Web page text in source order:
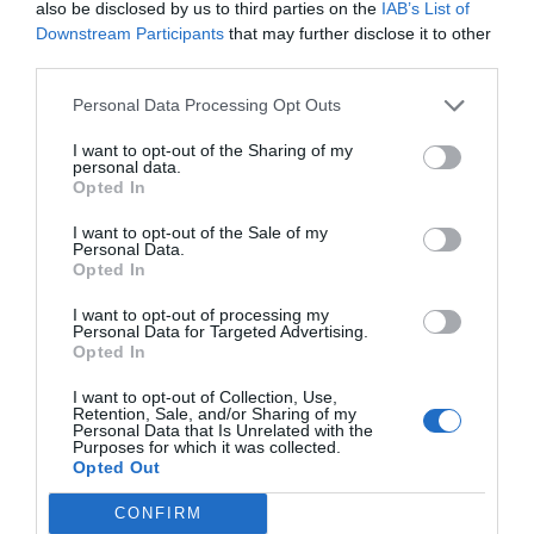
also be disclosed by us to third parties on the IAB’s List of
Downstream Participants that may further disclose it to other
Personal Data Processing Opt Outs
I want to opt-out of the Sharing of my
personal data.
Opted In
I want to opt-out of the Sale of my
Personal Data.
Opted In
I want to opt-out of processing my
Personal Data for Targeted Advertising.
Opted In
I want to opt-out of Collection, Use,
Retention, Sale, and/or Sharing of my
Personal Data that Is Unrelated with the
Purposes for which it was collected.
Opted Out
CONFIRM
aprovechó el anuncio de los resultados
económicos y con un contexto de ganancias algo más
débiles en Europa, y en especial en Alemania, donde los
resultados de este trimestre han sido negativos por la
subida del coste de la energía,ha comunicado que
iniciará un programa de ahorro
aplicación inmediata en este último trimestre de 2022 y
se aplicará hasta finales del próximo 2024. Con él,
Martin Brudermüller ha aclarado que pretende hacer
frente al incremento del precio del gas, de la energía y
al débil crecimiento que ha experimentado durante